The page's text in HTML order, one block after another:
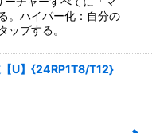
。ハイパー化：自分の
ップする。
【U】{24RP1T8/T12}